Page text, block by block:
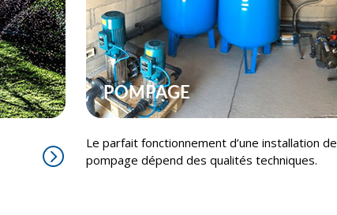
POMPAGE
Le parfait fonctionnement d’une installation de
pompage dépend des qualités techniques.